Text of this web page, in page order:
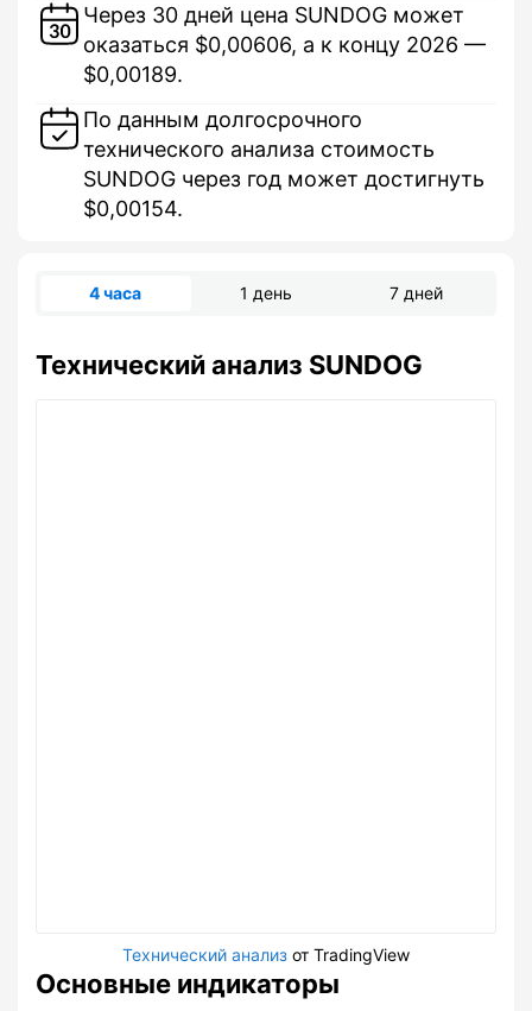
Через 30 дней цена SUNDOG может
оказаться $0,00606, а к концу 2026 —
$0,00189.
По данным долгосрочного
технического анализа стоимость
SUNDOG через год может достигнуть
$0,00154.
4 часа 1 день 7 дней
Технический анализ SUNDOG
Технический анализ от TradingView
Основные индикаторы